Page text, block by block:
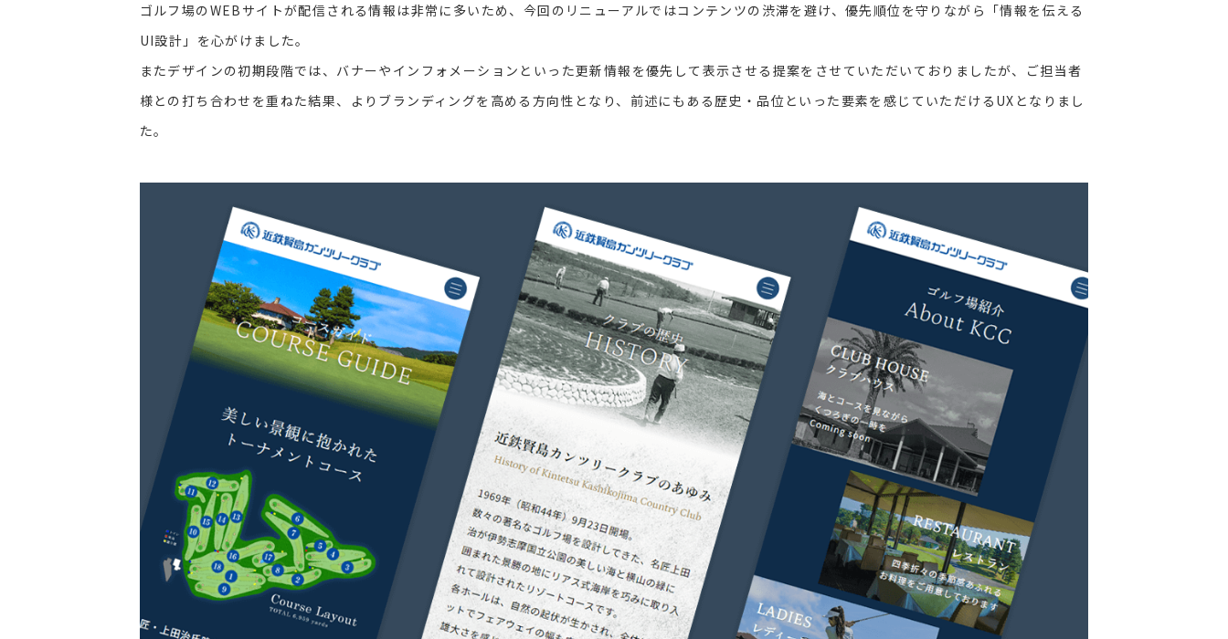
ゴルフ場のWEBサイトが配信される情報は非常に多いため、今回のリニューアルではコンテンツの渋滞を避け、優先順位を守りながら「情報を伝える
UI設計」を心がけました。
またデザインの初期段階では、バナーやインフォメーションといった更新情報を優先して表示させる提案をさせていただいておりましたが、ご担当者
様との打ち合わせを重ねた結果、よりブランディングを高める方向性となり、前述にもある歴史・品位といった要素を感じていただけるUXとなりまし
た。